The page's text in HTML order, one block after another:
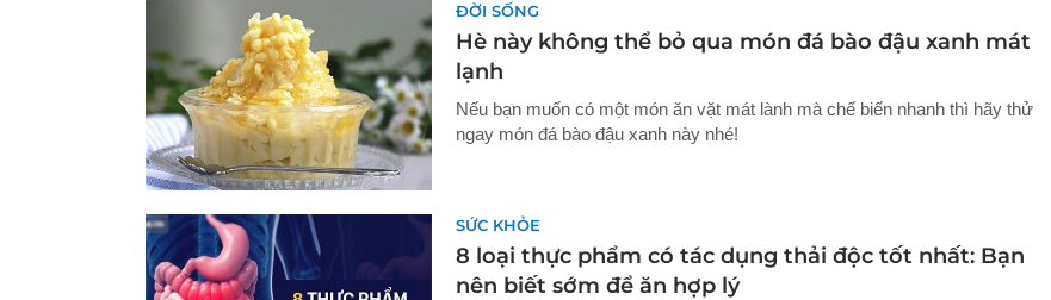
ĐỜI SỐNG
Hè này không thể bỏ qua món đá bào đậu xanh mát
lạnh
Nếu bạn muốn có một món ăn vặt mát lành mà chế biến nhanh thì hãy thử
ngay món đá bào đậu xanh này nhé!
SỨC KHỎE
8 loại thực phẩm có tác dụng thải độc tốt nhất: Bạn
nên biết sớm để ăn hợp lý